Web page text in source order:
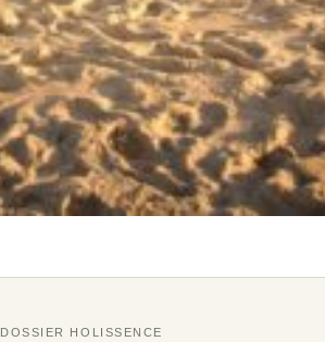
DOSSIER HOLISSENCE